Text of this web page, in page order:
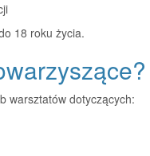
18 roku życia.
warsztatów dotyczących: